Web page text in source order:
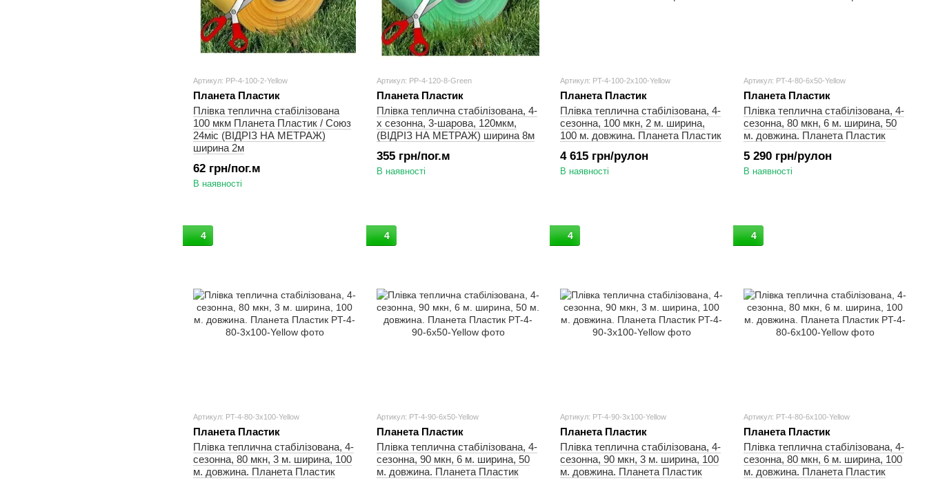
Артикул: PP-4-100-2-Yellow
Планета Пластик
Плівка теплична стабілізована
100 мкм Планета Пластик / Союз
24міс (ВІДРІЗ НА МЕТРАЖ)
ширина 2м
62 грн/пог.м
В наявності
Артикул: PP-4-120-8-Green
Планета Пластик
Плівка теплична стабілізована, 4-
х сезонна, 3-шарова, 120мкм,
(ВІДРІЗ НА МЕТРАЖ) ширина 8м
355 грн/пог.м
В наявності
Артикул: PT-4-100-2x100-Yellow
Планета Пластик
Плівка теплична стабілізована, 4-
сезонна, 100 мкн, 2 м. ширина,
100 м. довжина. Планета Пластик
4 615 грн/рулон
В наявності
Артикул: PT-4-80-6x50-Yellow
Планета Пластик
Плівка теплична стабілізована, 4-
сезонна, 80 мкн, 6 м. ширина, 50
м. довжина. Планета Пластик
5 290 грн/рулон
В наявності
4
Артикул: PT-4-80-3x100-Yellow
Планета Пластик
Плівка теплична стабілізована, 4-
сезонна, 80 мкн, 3 м. ширина, 100
м. довжина. Планета Пластик
4
Артикул: PT-4-90-6x50-Yellow
Планета Пластик
Плівка теплична стабілізована, 4-
сезонна, 90 мкн, 6 м. ширина, 50
м. довжина. Планета Пластик
4
Артикул: PT-4-90-3x100-Yellow
Планета Пластик
Плівка теплична стабілізована, 4-
сезонна, 90 мкн, 3 м. ширина, 100
м. довжина. Планета Пластик
4
Артикул: PT-4-80-6x100-Yellow
Планета Пластик
Плівка теплична стабілізована, 4-
сезонна, 80 мкн, 6 м. ширина, 100
м. довжина. Планета Пластик